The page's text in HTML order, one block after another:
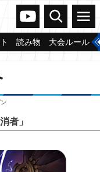
ヴァンガードch
検索 メニュー
読み物 大会ルール
者」